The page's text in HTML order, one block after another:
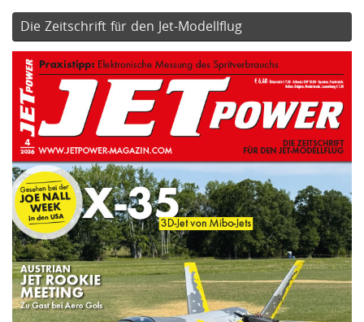
Die Zeitschrift für den Jet-Modellflug